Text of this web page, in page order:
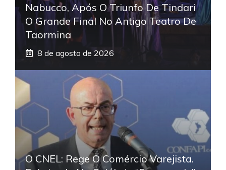
Nabucco, Após O Triunfo De Tindari
O Grande Final No Antigo Teatro De
Taormina
8 de agosto de 2026
O CNEL: Rege O Comércio Varejista.